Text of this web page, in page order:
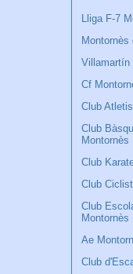
Lliga F-7
Montornès
Villamartín
Cf
Club
Club
Montornès
Club
Club
Club
Montornès
Ae
Club